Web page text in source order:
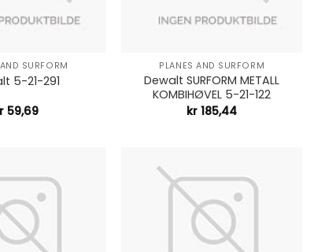
SURFORM
5-21-291
59,69
PLANES AND SURFORM
Dewalt SURFORM METALL
KOMBIHØVEL 5-21-122
kr 185,44